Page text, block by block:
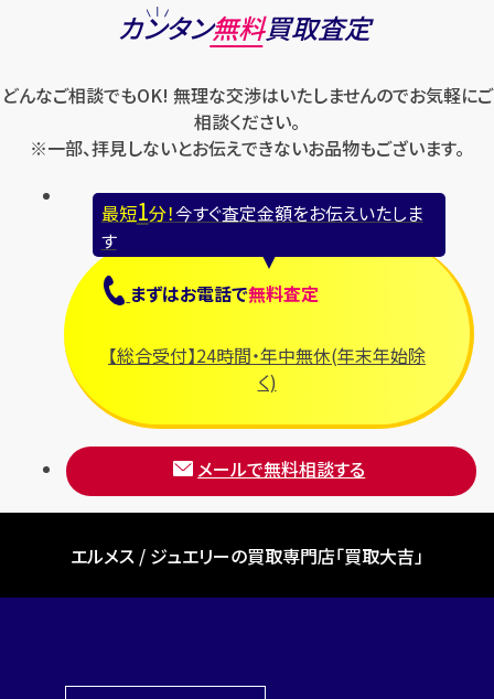
カンタン無料買取査定
どんなご相談でもOK! 無理な交渉はいたしませんのでお気軽にご
相談ください。
※一部、拝見しないとお伝えできないお品物もございます。
最短1分！今すぐ査定金額をお伝えいたしま
す
まずはお電話で無料査定
【総合受付】24時間・年中無休(年末年始除
く)
メールで無料相談する
エルメス / ジュエリーの買取専門店「買取大吉」